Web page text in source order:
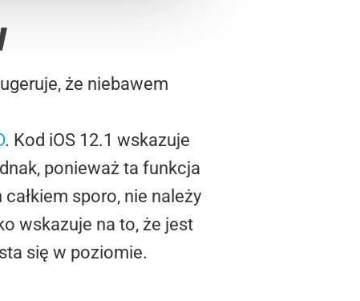
że niebawem
. Kod iOS 12.1 wskazuje
ponieważ ta funkcja
sporo, nie należy
wskazuje na to, że jest
się w poziomie.